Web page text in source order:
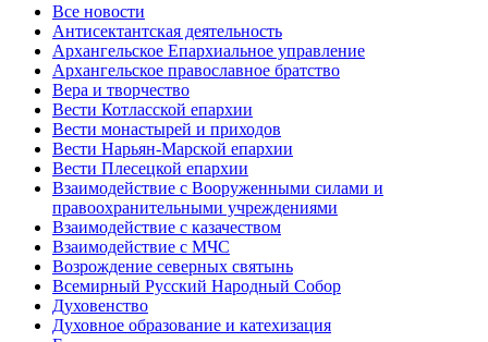
Все новости
Антисектантская деятельность
Архангельское Епархиальное управление
Архангельское православное братство
Вера и творчество
Вести Котласской епархии
Вести монастырей и приходов
Вести Нарьян-Марской епархии
Вести Плесецкой епархии
Взаимодействие с Вооруженными силами и
правоохранительными учреждениями
Взаимодействие с казачеством
Взаимодействие с МЧС
Возрождение северных святынь
Всемирный Русский Народный Собор
Духовенство
Духовное образование и катехизация